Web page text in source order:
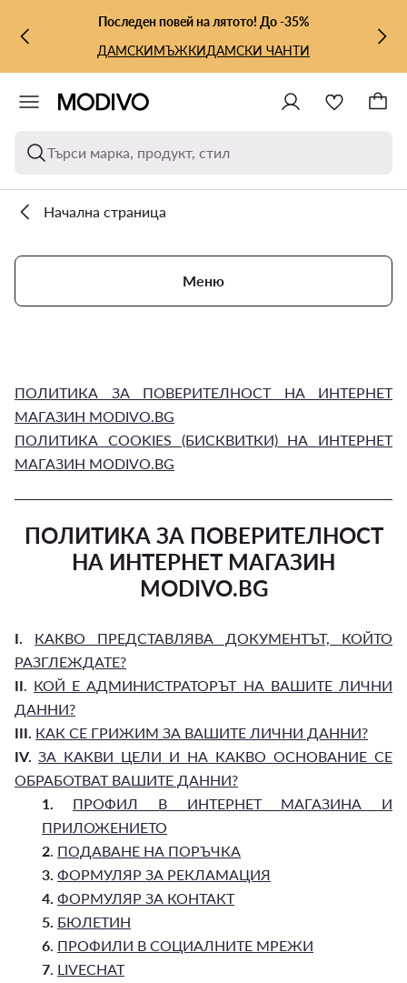
КЪМ ОСНОВНОТО СЪДЪРЖАНИЕ
КЪМ ТЪРСЕНЕПоследен повей на лятото! До -35%
ДАМСКИМЪЖКИДАМСКИ ЧАНТИ
Търси марка, продукт, стил
Начална страница
Меню
ПОЛИТИКА ЗА ПОВЕРИТЕЛНОСТ НА ИНТЕРНЕТ
МАГАЗИН MODIVO.BG
ПОЛИТИКА COOKIES (БИСКВИТКИ) НА ИНТЕРНЕТ
МАГАЗИН MODIVO.BG
ПОЛИТИКА ЗА ПОВЕРИТЕЛНОСТ
НА ИНТЕРНЕТ МАГАЗИН
MODIVO.BG
I.
КАКВО ПРЕДСТАВЛЯВА ДОКУМЕНТЪТ, КОЙТО
РАЗГЛЕЖДАТЕ?
II. КОЙ Е АДМИНИСТРАТОРЪТ НА ВАШИТЕ ЛИЧНИ
ДАННИ?
III. КАК СЕ ГРИЖИМ ЗА ВАШИТЕ ЛИЧНИ ДАННИ?
IV. ЗА КАКВИ ЦЕЛИ И НА КАКВО ОСНОВАНИЕ СЕ
ОБРАБОТВАТ ВАШИТЕ ДАННИ?
1.
ПРОФИЛ В ИНТЕРНЕТ МАГАЗИНА И
ПРИЛОЖЕНИЕТО
2. ПОДАВАНЕ НА ПОРЪЧКА
3. ФОРМУЛЯР ЗА РЕКЛАМАЦИЯ
4. ФОРМУЛЯР ЗА КОНТАКТ
5. БЮЛЕТИН
6. ПРОФИЛИ В СОЦИАЛНИТЕ МРЕЖИ
7. LIVECHAT